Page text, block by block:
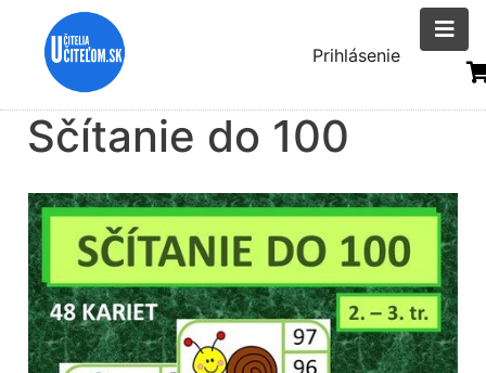
Menu
účtu
Prihlásenie
Sčítanie do 100